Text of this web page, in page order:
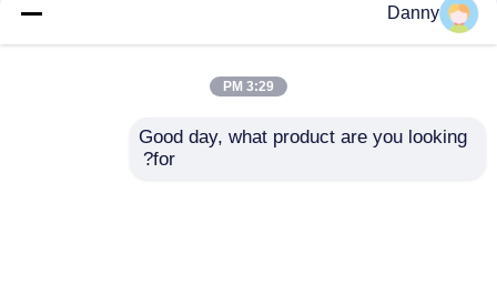
98٪ نقية مركزة مستخلص
النباتات مسحوق لون
Danny
3:29 PM
Good day, what product are you looking
for?